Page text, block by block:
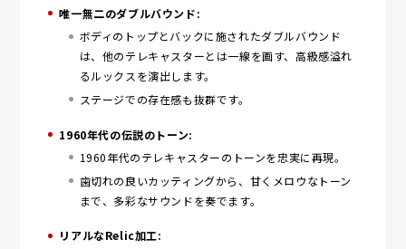
唯一無二のダブルバウンド:
ボディのトップとバックに施されたダブルバウンド
は、他のテレキャスターとは一線を画す、高級感溢れ
るルックスを演出します。
ステージでの存在感も抜群です。
1960年代の伝説のトーン:
1960年代のテレキャスターのトーンを忠実に再現。
歯切れの良いカッティングから、甘くメロウなトーン
まで、多彩なサウンドを奏でます。
リアルなRelic加工: